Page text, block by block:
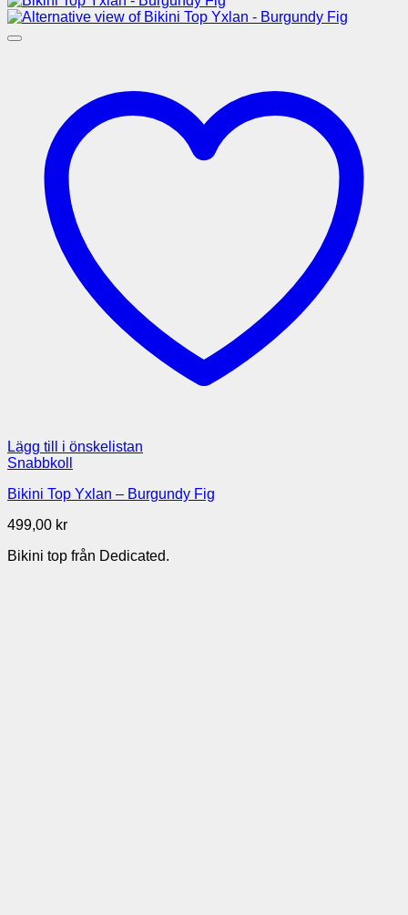
Lägg till i önskelistan
Snabbkoll
Bikini Top Yxlan – Burgundy Fig
499,00 kr
Bikini top från Dedicated.